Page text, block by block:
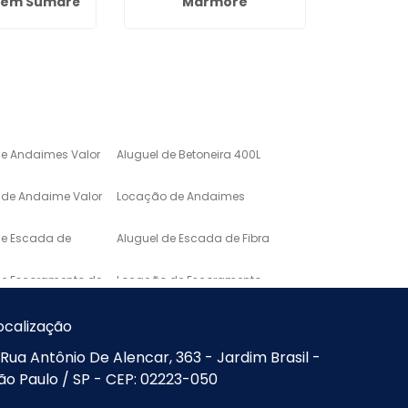
Andaimes Valor Aluguel de Betoneira 400L
Andaime Valor Locação de Andaimes
Escada de
Aluguel de Escada de Fibra
Escoramento de
Locação de Escoramento
de Mármore para
de
Pias e Bancadas de
Marmore
Rua Antônio De Alencar, 363 - Jardim Brasil -
Paulo / SP - CEP: 02223-050